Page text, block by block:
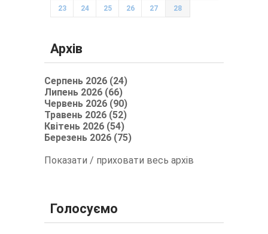
23 24 25 26 27 28
Архів
Серпень 2026 (24)
Липень 2026 (66)
Червень 2026 (90)
Травень 2026 (52)
Квітень 2026 (54)
Березень 2026 (75)
Показати / приховати весь архів
Голосуємо